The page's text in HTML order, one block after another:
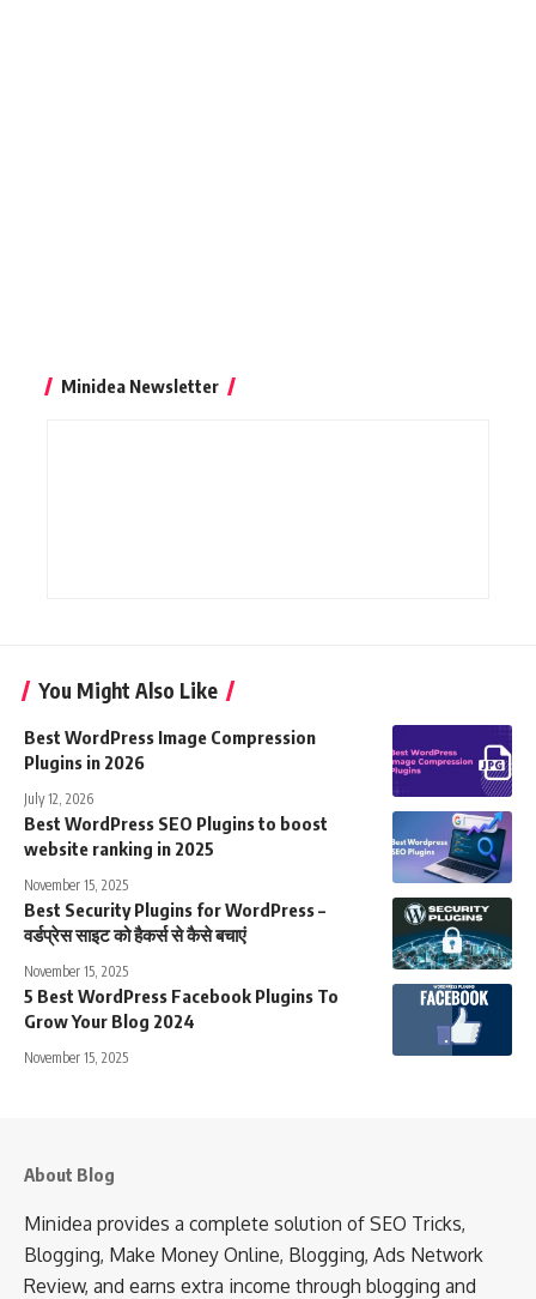
Minidea Newsletter
You Might Also Like
Best WordPress Image Compression
Plugins in 2026
July 12, 2026
Best WordPress SEO Plugins to boost
website ranking in 2025
November 15, 2025
Best Security Plugins for WordPress –
वर्डप्रेस साइट को हैकर्स से कैसे बचाएं
November 15, 2025
5 Best WordPress Facebook Plugins To
Grow Your Blog 2024
November 15, 2025
About Blog
Minidea provides a complete solution of SEO Tricks,
Blogging, Make Money Online, Blogging, Ads Network
Review, and earns extra income through blogging and